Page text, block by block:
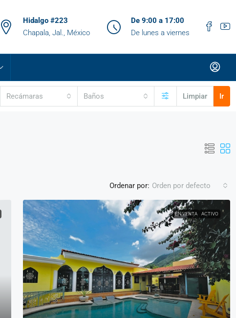
Hidalgo #223
Chapala, Jal., México
De 9:00 a 17:00
De lunes a viernes
Recámaras Baños Limpiar Ir
Ordenar por: Orden por defecto
EN VENTA ACTIVO